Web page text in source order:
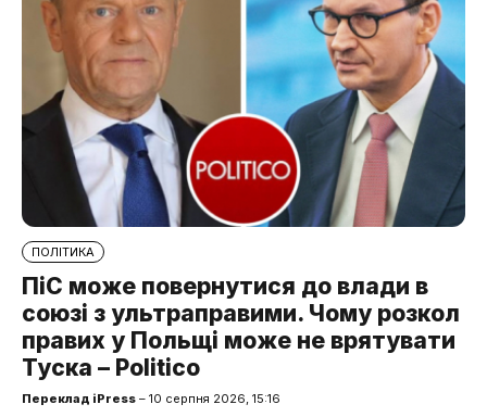
ПОЛІТИКА
ПіС може повернутися до влади в
союзі з ультраправими. Чому розкол
правих у Польщі може не врятувати
Туска – Politico
Переклад iPress – 10 серпня 2026, 15:16